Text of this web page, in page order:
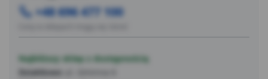
+48 696 477 100
Najbliższy sklep z dostępnością
Działdowo